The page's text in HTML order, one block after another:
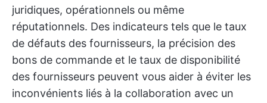
juridiques, opérationnels ou même
réputationnels. Des indicateurs tels que le taux
de défauts des fournisseurs, la précision des
bons de commande et le taux de disponibilité
des fournisseurs peuvent vous aider à éviter les
inconvénients liés à la collaboration avec un